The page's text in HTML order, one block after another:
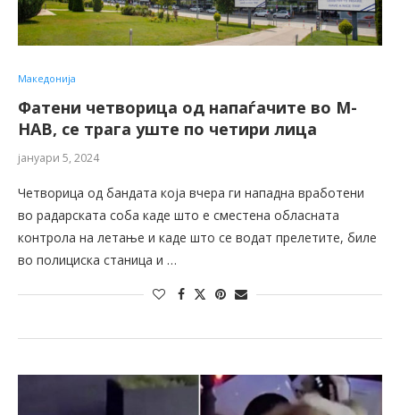
Македонија
Фатени четворица од напаѓачите во М-
НАВ, се трага уште по четири лица
јануари 5, 2024
Четворица од бандата која вчера ги нападна вработени
во радарската соба каде што е сместена обласната
контрола на летање и каде што се водат прелетите, биле
во полициска станица и …